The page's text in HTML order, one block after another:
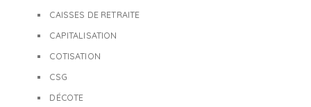
CAISSES DE RETRAITE
CAPITALISATION
COTISATION
CSG
DÉCOTE